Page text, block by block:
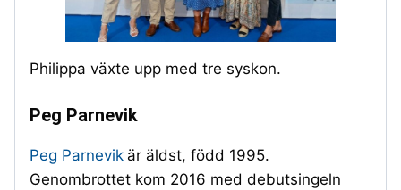
Philippa växte upp med tre syskon.
Peg Parnevik
Peg Parnevik är äldst, född 1995.
Genombrottet kom 2016 med debutsingeln